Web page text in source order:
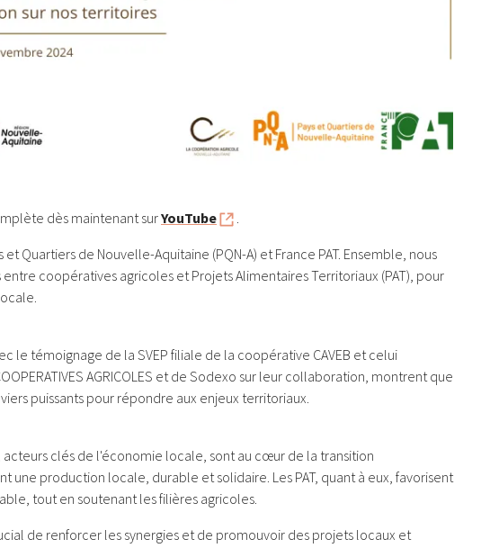
dès maintenant surYouTube
et Quartiers de Nouvelle-Aquitaine (PQN-A) et France PAT. Ensemble, nous
coopératives agricoles et Projets Alimentaires Territoriaux (PAT), pour
le témoignage de la SVEP filiale de la coopérative CAVEB et celui
COOPERATIVES AGRICOLES et de Sodexo sur leur collaboration, montrent que
puissants pour répondre aux enjeux territoriaux.
clés de l'économie locale, sont au cœur de la transition
une production locale, durable et solidaire. Les PAT, quant à eux, favorisent
tout en soutenant les filières agricoles.
de renforcer les synergies et de promouvoir des projets locaux et